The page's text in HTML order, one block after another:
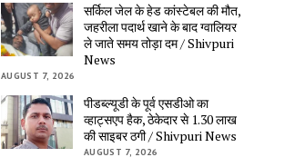
सर्किल जेल के हेड कांस्टेबल की मौत,
जहरीला पदार्थ खाने के बाद ग्वालियर
ले जाते समय तोड़ा दम / Shivpuri
News
AUGUST 7, 2026
पीडब्ल्यूडी के पूर्व एसडीओ का
व्हाट्सएप हैक, ठेकेदार से 1.30 लाख
की साइबर ठगी / Shivpuri News
AUGUST 7, 2026